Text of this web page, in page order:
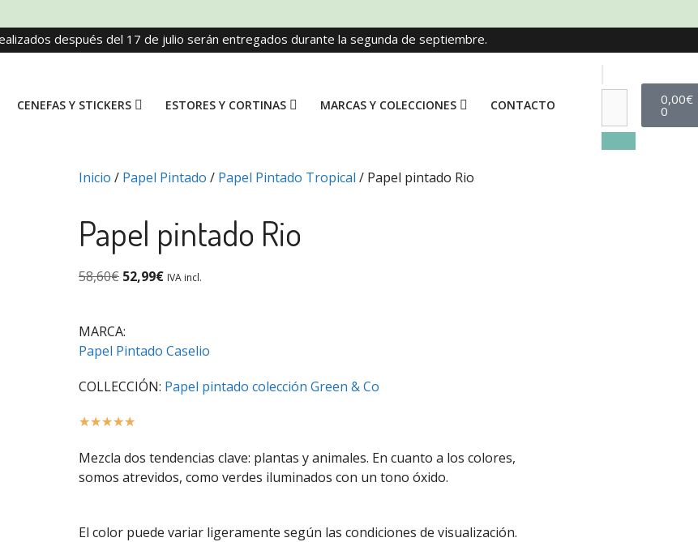
después del 17 de julio serán entregados durante la segunda de septiembre.
CENEFAS Y STICKERS ESTORES Y CORTINAS MARCAS Y COLECCIONES CONTACTO 0,00€
0
Inicio / Papel Pintado / Papel Pintado Tropical / Papel pintado Rio
Papel pintado Rio
58,60€ 52,99€ IVA incl.
MARCA:
Papel Pintado Caselio
COLLECCIÓN: Papel pintado colección Green & Co
☆☆☆☆☆
Mezcla dos tendencias clave: plantas y animales. En cuanto a los colores,
somos atrevidos, como verdes iluminados con un tono óxido.
El color puede variar ligeramente según las condiciones de visualización.